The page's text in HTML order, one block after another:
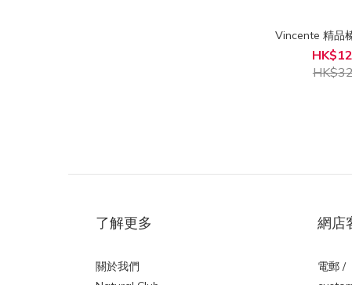
Vincente 精品
了解更多
關於我們
網店
電郵 /